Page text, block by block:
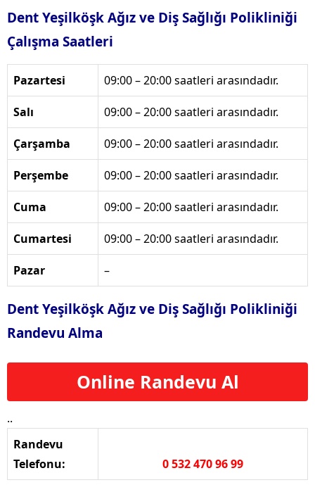
Dent Yeşilköşk Ağız ve Diş Sağlığı Polikliniği
Çalışma Saatleri
Pazartesi 09:00 – 20:00 saatleri arasındadır.
Salı 09:00 – 20:00 saatleri arasındadır.
Çarşamba 09:00 – 20:00 saatleri arasındadır.
Perşembe 09:00 – 20:00 saatleri arasındadır.
Cuma 09:00 – 20:00 saatleri arasındadır.
Cumartesi 09:00 – 20:00 saatleri arasındadır.
Pazar –
Dent Yeşilköşk Ağız ve Diş Sağlığı Polikliniği
Randevu Alma
Online Randevu Al
..
Randevu
Telefonu:
0 532 470 96 99